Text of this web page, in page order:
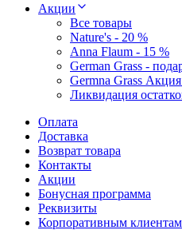
Акции
Все товары
Nature's - 20 %
Anna Flaum - 15 %
German Grass -
Germna Grass
Ликвидация
Оплата
Доставка
Возврат товара
Контакты
Акции
Бонусная программа
Реквизиты
Корпоративным клиентам